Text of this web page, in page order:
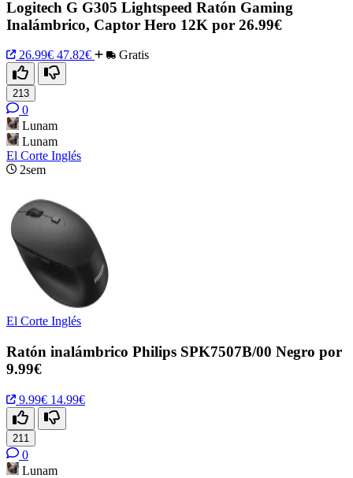
Logitech G G305 Lightspeed Ratón Gaming
Inalámbrico, Captor Hero 12K por 26.99€
26.99€ 47.82€ Gratis
213
0
Lunam
Lunam
El Corte Inglés
2sem
El Corte Inglés
Ratón inalámbrico Philips SPK7507B/00 Negro por
9.99€
9.99€ 14.99€
211
0
Lunam